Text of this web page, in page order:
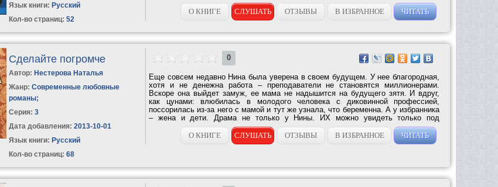
Язык книги: Русский
Кол-во страниц: 52
О КНИГЕ
СЛУШАТЬ ОТЗЫВЫ В ИЗБРАННОЕ ЧИТАТЬ
Сделайте погромче
Автор: Нестерова Наталья
Жанр: Современные любовные
романы;
Серия:3
Дата добавления: 2013-10-01
Язык книги: Русский
Кол-во страниц: 68
0
Еще совсем недавно Нина была уверена в своем будущем. У нее благородная,
хотя и не денежна работа – преподаватели не становятся миллионерами.
Вскоре она выйдет замуж, ее мама не надышится на будущего зятя. И вдруг,
как цунами: влюбилась в молодого человека с диковинной профессией,
поссорилась из-за него с мамой и тут же узнала, что беременна. А у избранника
– жена и дети. Драма не только у Нины. ИХ можно увидеть только под
специальными...
О КНИГЕ
СЛУШАТЬ ОТЗЫВЫ В ИЗБРАННОЕ ЧИТАТЬ